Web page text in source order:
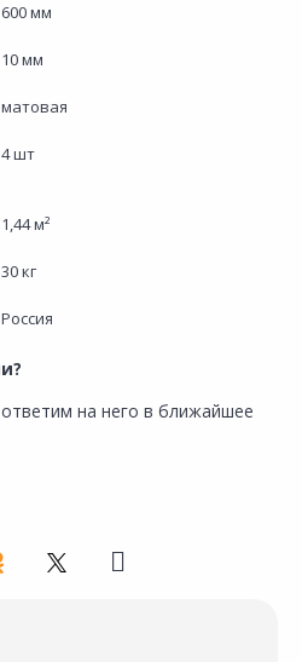
600 мм
10 мм
матовая
4 шт
1,44 м²
30 кг
Россия
на него в ближайшее